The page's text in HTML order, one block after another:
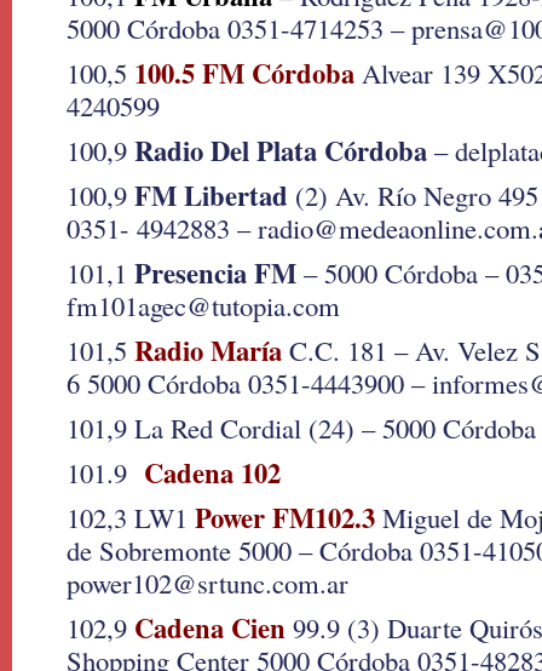
5000 Córdoba 0351-4714253 –
100,5 100.5 FM Córdoba Alvear 139
4240599
100,9 Radio Del Plata Córdoba –
100,9 FM Libertad (2) Av. Río Negro
0351- 4942883 –
101,1 Presencia FM – 5000 Córdoba –
fm101agec@tutopia.com
101,5 Radio María C.C. 181 – Av. Velez
6 5000 Córdoba 0351-4443900 –
101,9 La Red Cordial (24) – 5000 Córdoba
101.9 Cadena 102
102,3 LW1 Power FM102.3 Miguel de
de Sobremonte 5000 – Córdoba 0351-
power102@srtunc.com.ar
102,9 Cadena Cien 99.9 (3) Duarte
Shopping Center 5000 Córdoba 0351-